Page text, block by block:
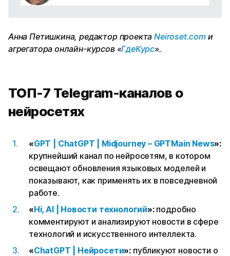
Анна Петишкина, редактор проектаNeiroset.comи
агрегатора онлайн-курсов «ГдеКурс».
ТОП-7 Telegram-каналов о
нейросетях
«GPT | ChatGPT | Midjourney – GPTMain News»:
крупнейший канал по нейросетям, в котором
освещают обновления языковых моделей и
показывают, как применять их в повседневной
работе.
«Hi, AI | Новости технологий»: подробно
комментируют и анализируют новости в сфере
технологий и искусственного интеллекта.
«ChatGPT | Нейросети»: публикуют новости о